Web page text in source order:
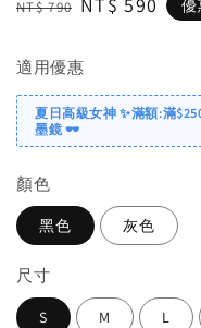
NT$ 790 優
適用優惠
夏日高級女神 ✨滿額:滿
墨鏡 🕶️
顏色
黑色 灰色
尺寸
S M L